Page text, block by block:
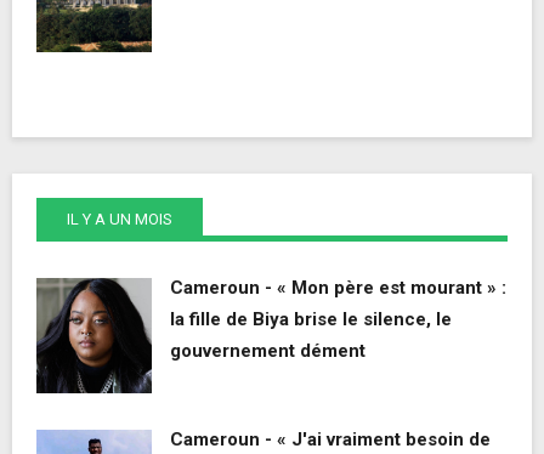
IL Y A UN MOIS
Cameroun - « Mon père est mourant » :
la fille de Biya brise le silence, le
gouvernement dément
Cameroun - « J'ai vraiment besoin de